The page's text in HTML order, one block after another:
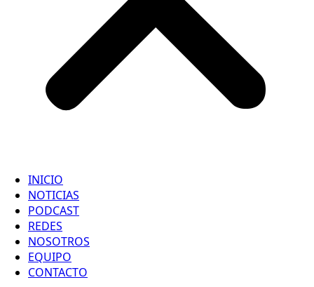
INICIO
NOTICIAS
PODCAST
REDES
NOSOTROS
EQUIPO
CONTACTO